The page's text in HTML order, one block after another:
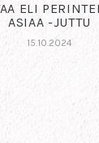
ELI
ASIAA -JUTTU
15.10.2024